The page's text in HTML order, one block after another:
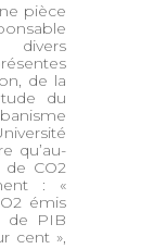
pièce
de la
du
qu’au-
de CO2
: «
émis
de PIB
cent »,